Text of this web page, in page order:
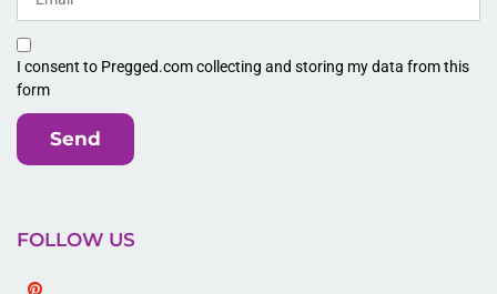
I consent to Pregged.com collecting and storing my data from this
form
Send
FOLLOW US